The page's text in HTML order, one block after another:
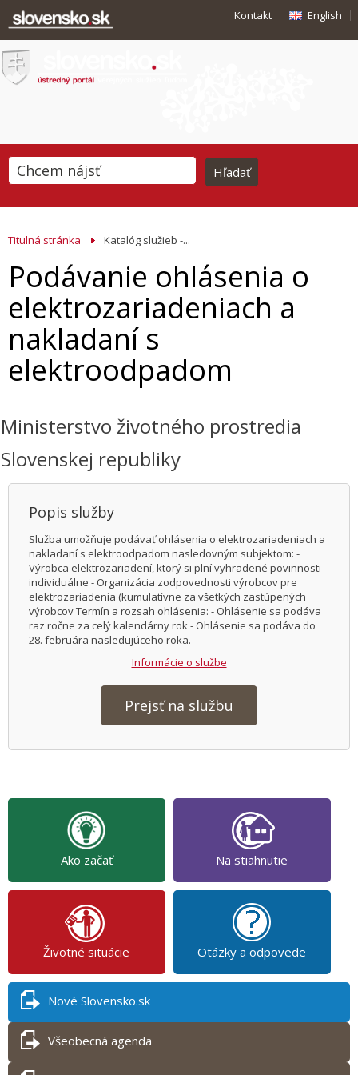
Kontakt English
Titulná stránka Katalóg služieb -...
Podávanie ohlásenia o
elektrozariadeniach a
nakladaní s
elektroodpadom
Ministerstvo životného prostredia
Slovenskej republiky
Popis služby
Služba umožňuje podávať ohlásenia o elektrozariadeniach a
nakladaní s elektroodpadom nasledovným subjektom: -
Výrobca elektrozariadení, ktorý si plní vyhradené povinnosti
individuálne - Organizácia zodpovednosti výrobcov pre
elektrozariadenia (kumulatívne za všetkých zastúpených
výrobcov Termín a rozsah ohlásenia: - Ohlásenie sa podáva
raz ročne za celý kalendárny rok - Ohlásenie sa podáva do
28. februára nasledujúceho roka.
Informácie o službe
Prejsť na službu
Ako začať Na stiahnutie
Životné situácie Otázky a odpovede
Nové Slovensko.sk
Všeobecná agenda